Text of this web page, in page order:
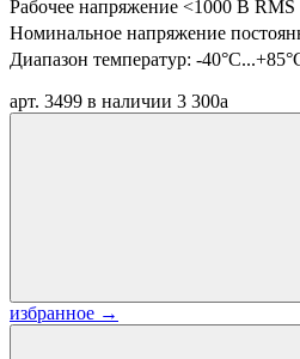
Рабочее напряжение <1000 В RMS
Номинальное напряжение
Диапазон температур: -
арт. 3499 в наличии 3 300a
избранное →